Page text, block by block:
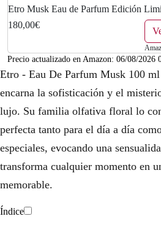
Etro Musk Eau de Parfum Edición
180,00€
Precio actualizado en Amazon: 06/08/2026
Etro - Eau De Parfum Musk 100
encarna la sofisticación y el
lujo. Su familia olfativa floral lo
perfecta tanto para el día a día
especiales, evocando una
transforma cualquier momento en
memorable.
Índice